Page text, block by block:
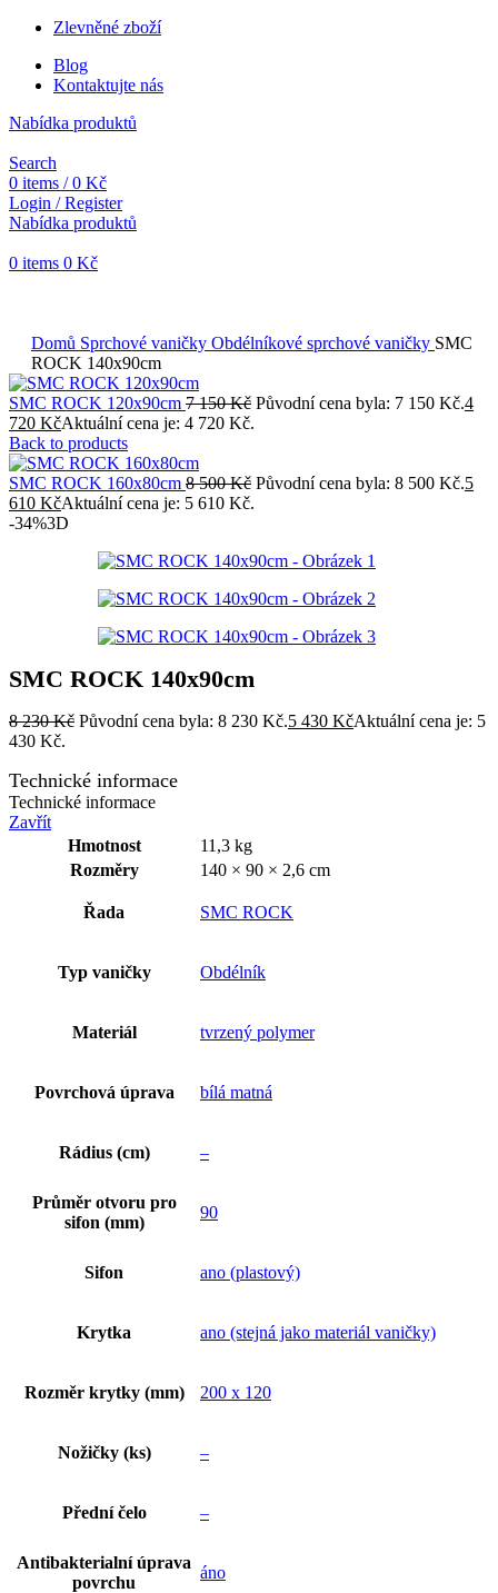
Zlevněné zboží
Blog
Kontaktujte nás
Nabídka produktů
Search
0 items / 0 Kč
Login / Register
Nabídka produktů
0 items 0 Kč
Domů Sprchové vaničky Obdélníkové sprchové vaničky SMC
ROCK 140x90cm
SMC ROCK 120x90cm 7 150Kč Původní cena byla: 7 150 Kč.4
720 KčAktuální cena je: 4 720 Kč.
Back to products
SMC ROCK 160x80cm 8 500Kč Původní cena byla: 8 500 Kč.5
610 KčAktuální cena je: 5 610 Kč.
-34%3D
SMC ROCK 140x90cm
8 230Kč Původní cena byla: 8 230 Kč.5 430 KčAktuální cena je: 5
430 Kč.
Technické informace
Technické informace
Zavřít
Hmotnost
11,3 kg
Rozměry
140 × 90 × 2,6 cm
Řada SMC ROCK
Typ vaničky Obdélník
Materiál tvrzený polymer
Povrchová úprava bílá matná
Rádius (cm) –
Průměr otvoru pro
sifon (mm)
90
Sifon ano (plastový)
Krytka ano (stejná jako materiál vaničky)
Rozměr krytky (mm) 200 x 120
Nožičky (ks) –
Přední čelo –
Antibakterialní úprava
povrchu
áno